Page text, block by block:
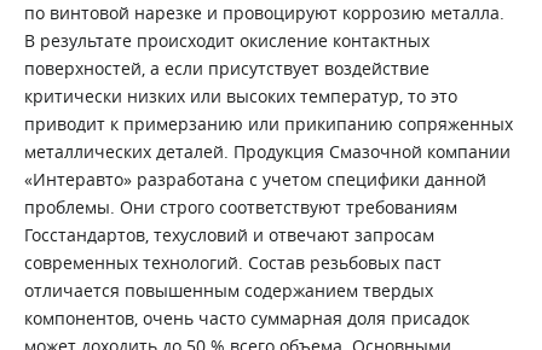
по винтовой нарезке и провоцируют коррозию металла.
В результате происходит окисление контактных
поверхностей, а если присутствует воздействие
критически низких или высоких температур, то это
приводит к примерзанию или прикипанию сопряженных
металлических деталей. Продукция Смазочной компании
«Интеравто» разработана с учетом специфики данной
проблемы. Они строго соответствуют требованиям
Госстандартов, техусловий и отвечают запросам
современных технологий. Состав резьбовых паст
отличается повышенным содержанием твердых
компонентов, очень часто суммарная доля присадок